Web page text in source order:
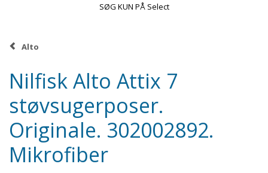
SØG KUN PÅ Select
Alto
Nilfisk Alto Attix 7
støvsugerposer.
Originale. 302002892.
Mikrofiber